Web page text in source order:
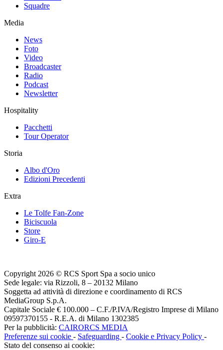
Squadre
Media
News
Foto
Video
Broadcaster
Radio
Podcast
Newsletter
Hospitality
Pacchetti
Tour Operator
Storia
Albo d'Oro
Edizioni Precedenti
Extra
Le Tolfe Fan-Zone
Biciscuola
Store
Giro-E
Copyright 2026 © RCS Sport Spa a socio unico
Sede legale: via Rizzoli, 8 – 20132 Milano
Soggetta ad attività di direzione e coordinamento di RCS
MediaGroup S.p.A.
Capitale Sociale € 100.000 – C.F./P.IVA/Registro Imprese di Milano
09597370155 - R.E.A. di Milano 1302385
Per la pubblicità: CAIRORCS MEDIA
Preferenze sui cookie - Safeguarding - Cookie e Privacy Policy -
Stato del consenso ai cookie: